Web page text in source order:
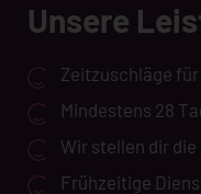
Unsere
Zeitzuschläge
Mindestens 28
Wir stellen dir
Frühzeitige